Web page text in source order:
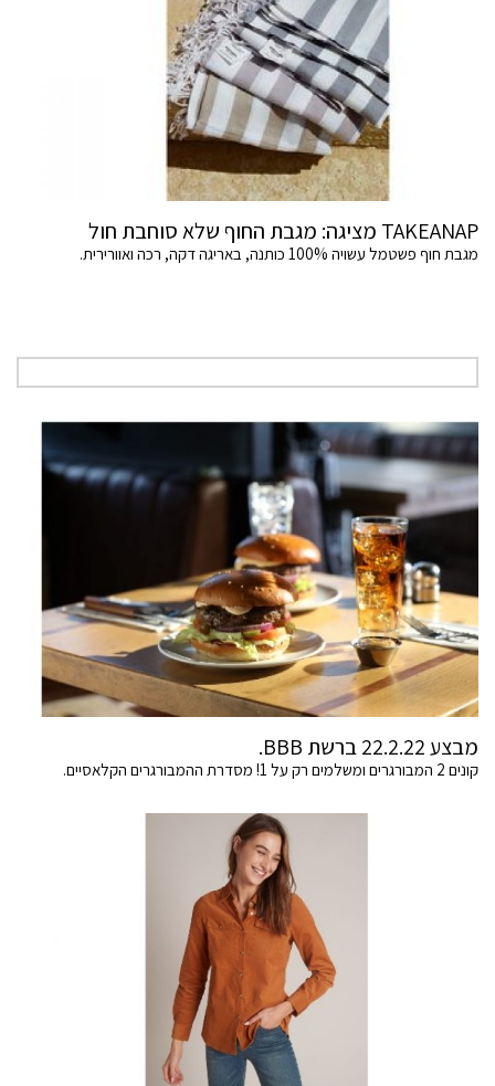
TAKEANAP מציגה: מגבת החוף שלא סוחבת חול
מגבת חוף פשטמל עשויה 100% כותנה, באריגה דקה, רכה ואוורירית.
מבצע 22.2.22 ברשת BBB.
קונים 2 המבורגרים ומשלמים רק על 1! מסדרת ההמבורגרים הקלאסיים.